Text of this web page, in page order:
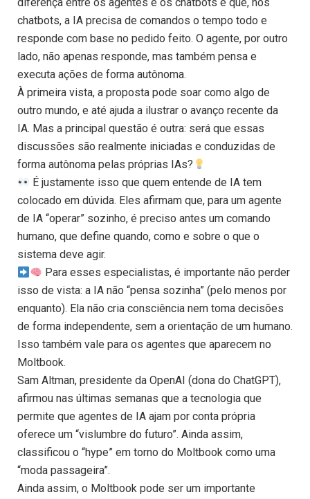
chatbots, a IA precisa de comandos o tempo todo e
responde com base no pedido feito. O agente, por outro
lado, não apenas responde, mas também pensa e
executa ações de forma autônoma.
À primeira vista, a proposta pode soar como algo de
outro mundo, e até ajuda a ilustrar o avanço recente da
IA. Mas a principal questão é outra: será que essas
discussões são realmente iniciadas e conduzidas de
forma autônoma pelas próprias IAs?
É justamente isso que quem entende de IA tem
colocado em dúvida. Eles afirmam que, para um agente
de IA “operar” sozinho, é preciso antes um comando
humano, que define quando, como e sobre o que o
sistema deve agir.
Para esses especialistas, é importante não perder
isso de vista: a IA não “pensa sozinha” (pelo menos por
enquanto). Ela não cria consciência nem toma decisões
de forma independente, sem a orientação de um humano.
Isso também vale para os agentes que aparecem no
Moltbook.
Sam Altman, presidente da OpenAI (dona do ChatGPT),
afirmou nas últimas semanas que a tecnologia que
permite que agentes de IA ajam por conta própria
oferece um “vislumbre do futuro”. Ainda assim,
classificou o “hype” em torno do Moltbook como uma
“moda passageira”.
Ainda assim, o Moltbook pode ser um importante